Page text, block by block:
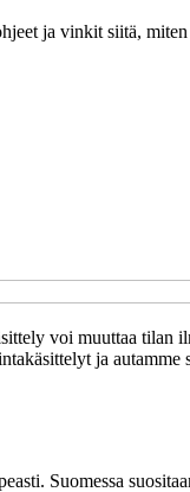
ja vinkit siitä, miten
voi muuttaa tilan
ja
Suomessa